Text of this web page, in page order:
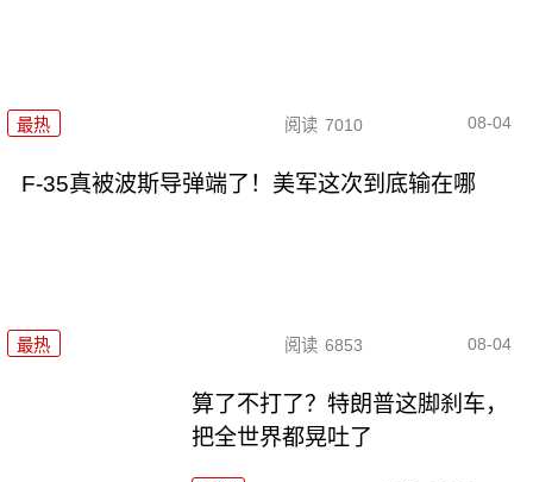
最热 阅读 7010 08-04
F-35真被波斯导弹端了！美军这次到底输在哪
最热 阅读 6853 08-04
算了不打了？特朗普这脚刹车，
把全世界都晃吐了